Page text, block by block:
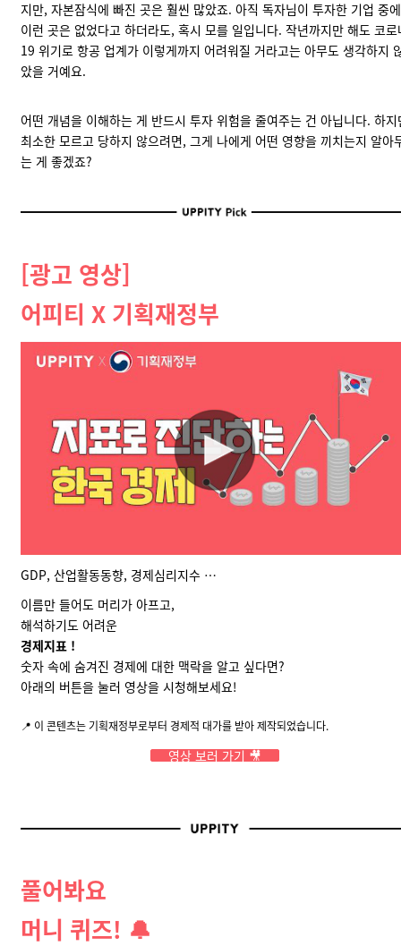
지만, 자본잠식에 빠진 곳은 훨씬 많았죠. 아직 독자님이 투자한 기업 중에
이런 곳은 없었다고 하더라도, 혹시 모를 일입니다. 작년까지만 해도 코로
19 위기로 항공 업계가 이렇게까지 어려워질 거라고는 아무도 생각하지
았을 거예요.
어떤 개념을 이해하는 게 반드시 투자 위험을 줄여주는 건 아닙니다. 하지
최소한 모르고 당하지 않으려면, 그게 나에게 어떤 영향을 끼치는지 알아
는 게 좋겠죠?
[광고 영상]
어피티 X 기획재정부
GDP, 산업활동동향, 경제심리지수 …
이름만 들어도 머리가 아프고,
해석하기도 어려운
경제지표 !
숫자 속에 숨겨진 경제에 대한 맥락을 알고 싶다면?
아래의 버튼을 눌러 영상을 시청해보세요!
📍 이 콘텐츠는 기획재정부로부터 경제적 대가를 받아 제작되었습니다.
영상 보러 가기 🎥
풀어봐요
머니 퀴즈! 🔔